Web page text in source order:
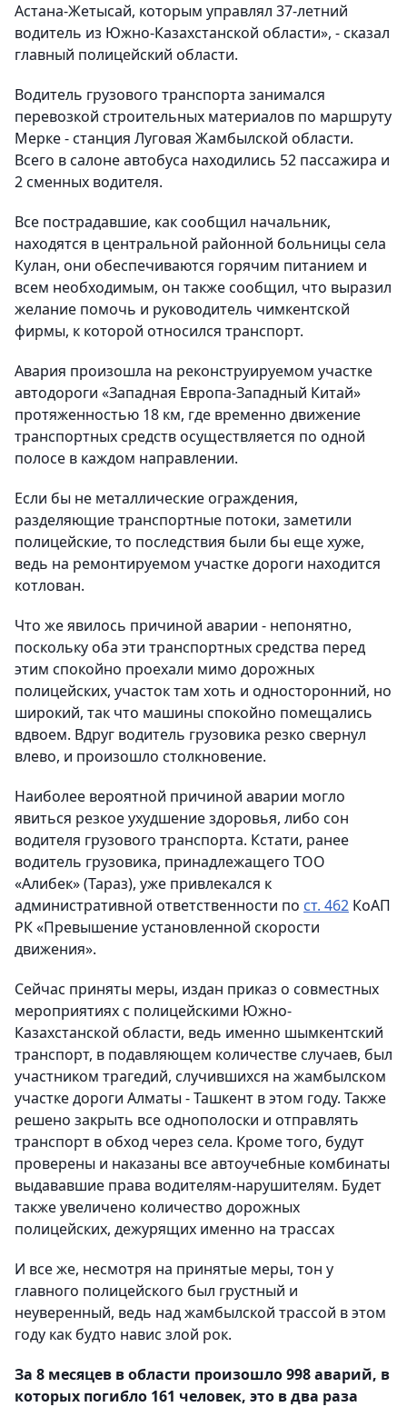
Астана-Жетысай, которым управлял 37-летний
водитель из Южно-Казахстанской области», - сказал
главный полицейский области.
Водитель грузового транспорта занимался
перевозкой строительных материалов по маршруту
Мерке - станция Луговая Жамбылской области.
Всего в салоне автобуса находились 52 пассажира и
2 сменных водителя.
Все пострадавшие, как сообщил начальник,
находятся в центральной районной больницы села
Кулан, они обеспечиваются горячим питанием и
всем необходимым, он также сообщил, что выразил
желание помочь и руководитель чимкентской
фирмы, к которой относился транспорт.
Авария произошла на реконструируемом участке
автодороги «Западная Европа-Западный Китай»
протяженностью 18 км, где временно движение
транспортных средств осуществляется по одной
полосе в каждом направлении.
Если бы не металлические ограждения,
разделяющие транспортные потоки, заметили
полицейские, то последствия были бы еще хуже,
ведь на ремонтируемом участке дороги находится
котлован.
Что же явилось причиной аварии - непонятно,
поскольку оба эти транспортных средства перед
этим спокойно проехали мимо дорожных
полицейских, участок там хоть и односторонний, но
широкий, так что машины спокойно помещались
вдвоем. Вдруг водитель грузовика резко свернул
влево, и произошло столкновение.
Наиболее вероятной причиной аварии могло
явиться резкое ухудшение здоровья, либо сон
водителя грузового транспорта. Кстати, ранее
водитель грузовика, принадлежащего ТОО
«Алибек» (Тараз), уже привлекался к
административной ответственности по ст. 462 КоАП
РК «Превышение установленной скорости
движения».
Сейчас приняты меры, издан приказ о совместных
мероприятиях с полицейскими Южно-
Казахстанской области, ведь именно шымкентский
транспорт, в подавляющем количестве случаев, был
участником трагедий, случившихся на жамбылском
участке дороги Алматы - Ташкент в этом году. Также
решено закрыть все однополоски и отправлять
транспорт в обход через села. Кроме того, будут
проверены и наказаны все автоучебные комбинаты
выдававшие права водителям-нарушителям. Будет
также увеличено количество дорожных
полицейских, дежурящих именно на трассах
И все же, несмотря на принятые меры, тон у
главного полицейского был грустный и
неуверенный, ведь над жамбылской трассой в этом
году как будто навис злой рок.
За 8 месяцев в области произошло 998 аварий, в
которых погибло 161 человек, это в два раза